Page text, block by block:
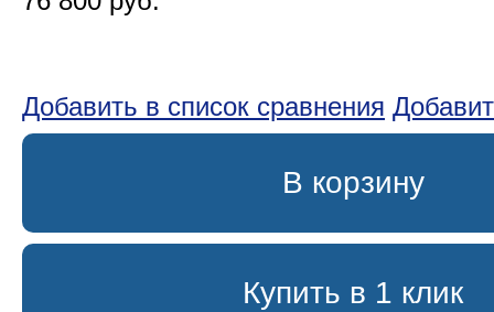
Добавить в список сравнения
В корзину
Купить в 1 клик